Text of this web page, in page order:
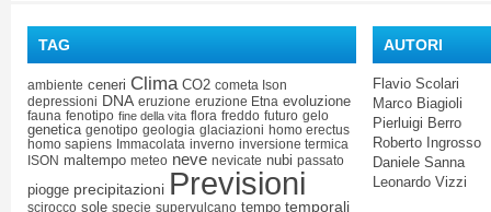
TAG
ambiente ceneri Clima CO2 cometa Ison
depressioni DNA eruzione eruzione Etna evoluzione
fauna fenotipo fine della vita flora freddo futuro gelo
genetica genotipo geologia glaciazioni homo erectus
homo sapiens Immacolata inverno inversione termica
ISON maltempo meteo neve nevicate nubi passato
piogge precipitazioni Previsioni
scirocco sole specie supervulcano tempo temporali
AUTORI
Flavio Scolari
Marco Biagioli
Pierluigi Berro
Roberto Ingrosso
Daniele Sanna
Leonardo Vizzi